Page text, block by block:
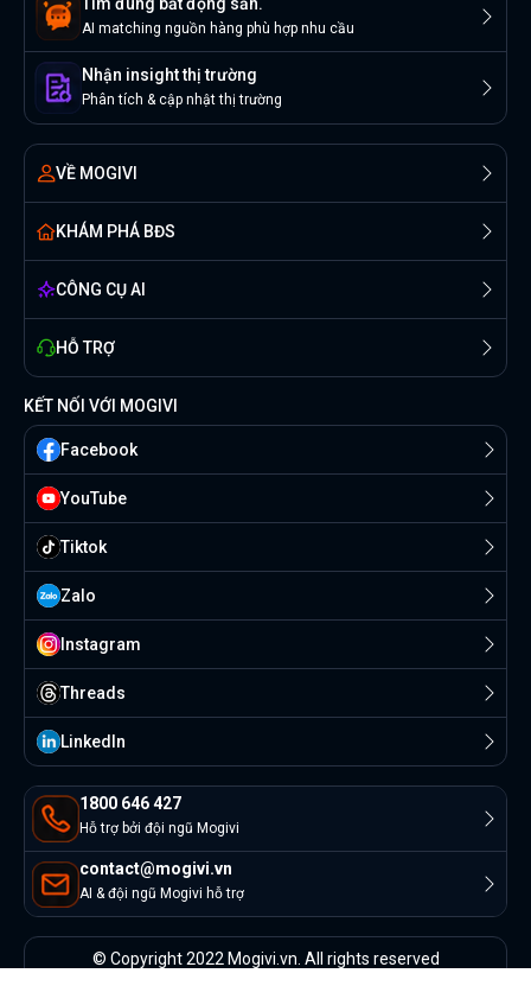
AI matching nguồn hàng phù hợp nhu cầu
Nhận insight thị trường
Phân tích & cập nhật thị trường
VỀ MOGIVI
KHÁM PHÁ BĐS
CÔNG CỤ AI
HỖ TRỢ
1800 646 427
Hỗ trợ bởi đội ngũ Mogivi
contact@mogivi.vn
AI & đội ngũ Mogivi hỗ trợ
KẾT NỐI VỚI MOGIVI
Facebook
YouTube
Tiktok
Zalo
Instagram
Threads
Linkedln
© Copyright 2022 Mogivi.vn. All rights reserved